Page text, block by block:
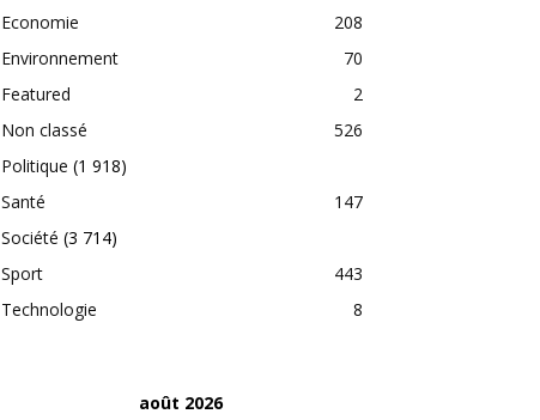
Economie
208
Environnement
70
Featured
2
Non classé
526
Politique (1 918)
Santé
147
Société (3 714)
Sport
443
Technologie
8
août 2026